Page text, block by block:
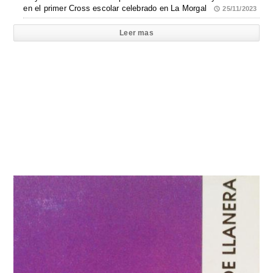
en el primer Cross escolar celebrado en La Morgal
25/11/2023
Leer mas